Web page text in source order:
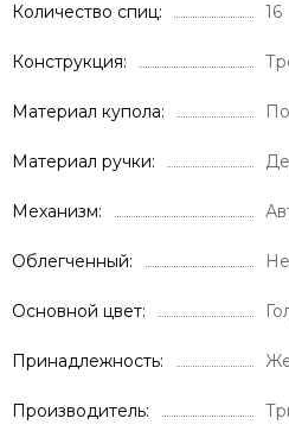
Количество спиц 16
Конструкция
Материал купола
Материал ручки
Механизм
Облегченный
Основной цвет
Принадлежность
Производитель